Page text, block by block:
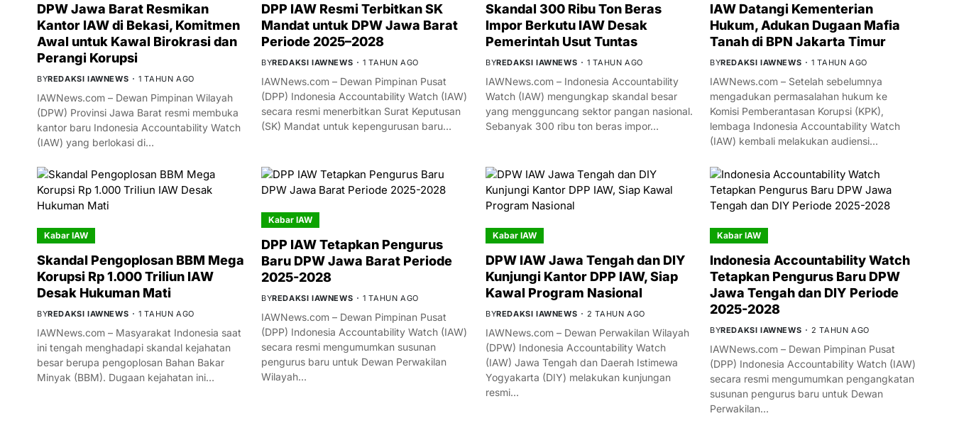
DPW Jawa Barat Resmikan
Kantor IAW di Bekasi, Komitmen
Awal untuk Kawal Birokrasi dan
Perangi Korupsi
BYREDAKSI IAWNEWS 1 TAHUN AGO
IAWNews.com – Dewan Pimpinan Wilayah
(DPW) Provinsi Jawa Barat resmi membuka
kantor baru Indonesia Accountability Watch
(IAW) yang berlokasi di…
DPP IAW Resmi Terbitkan SK
Mandat untuk DPW Jawa Barat
Periode 2025–2028
BYREDAKSI IAWNEWS 1 TAHUN AGO
IAWNews.com – Dewan Pimpinan Pusat
(DPP) Indonesia Accountability Watch (IAW)
secara resmi menerbitkan Surat Keputusan
(SK) Mandat untuk kepengurusan baru…
Skandal 300 Ribu Ton Beras
Impor Berkutu IAW Desak
Pemerintah Usut Tuntas
BYREDAKSI IAWNEWS 1 TAHUN AGO
IAWNews.com – Indonesia Accountability
Watch (IAW) mengungkap skandal besar
yang mengguncang sektor pangan nasional.
Sebanyak 300 ribu ton beras impor…
IAW Datangi Kementerian
Hukum, Adukan Dugaan Mafia
Tanah di BPN Jakarta Timur
BYREDAKSI IAWNEWS 1 TAHUN AGO
IAWNews.com – Setelah sebelumnya
mengadukan permasalahan hukum ke
Komisi Pemberantasan Korupsi (KPK),
lembaga Indonesia Accountability Watch
(IAW) kembali melakukan audiensi…
Kabar IAW
Skandal Pengoplosan BBM Mega
Korupsi Rp 1.000 Triliun IAW
Desak Hukuman Mati
BYREDAKSI IAWNEWS 1 TAHUN AGO
IAWNews.com – Masyarakat Indonesia saat
ini tengah menghadapi skandal kejahatan
besar berupa pengoplosan Bahan Bakar
Minyak (BBM). Dugaan kejahatan ini…
Kabar IAW
DPP IAW Tetapkan Pengurus
Baru DPW Jawa Barat Periode
2025-2028
BYREDAKSI IAWNEWS 1 TAHUN AGO
IAWNews.com – Dewan Pimpinan Pusat
(DPP) Indonesia Accountability Watch (IAW)
secara resmi mengumumkan susunan
pengurus baru untuk Dewan Perwakilan
Wilayah…
Kabar IAW
DPW IAW Jawa Tengah dan DIY
Kunjungi Kantor DPP IAW, Siap
Kawal Program Nasional
BYREDAKSI IAWNEWS 2 TAHUN AGO
IAWNews.com – Dewan Perwakilan Wilayah
(DPW) Indonesia Accountability Watch
(IAW) Jawa Tengah dan Daerah Istimewa
Yogyakarta (DIY) melakukan kunjungan
resmi…
Kabar IAW
Indonesia Accountability Watch
Tetapkan Pengurus Baru DPW
Jawa Tengah dan DIY Periode
2025-2028
BYREDAKSI IAWNEWS 2 TAHUN AGO
IAWNews.com – Dewan Pimpinan Pusat
(DPP) Indonesia Accountability Watch (IAW)
secara resmi mengumumkan pengangkatan
susunan pengurus baru untuk Dewan
Perwakilan…